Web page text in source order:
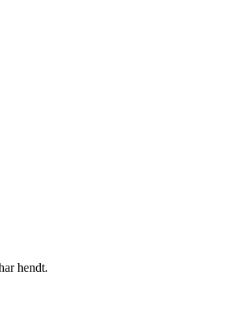
hendt.